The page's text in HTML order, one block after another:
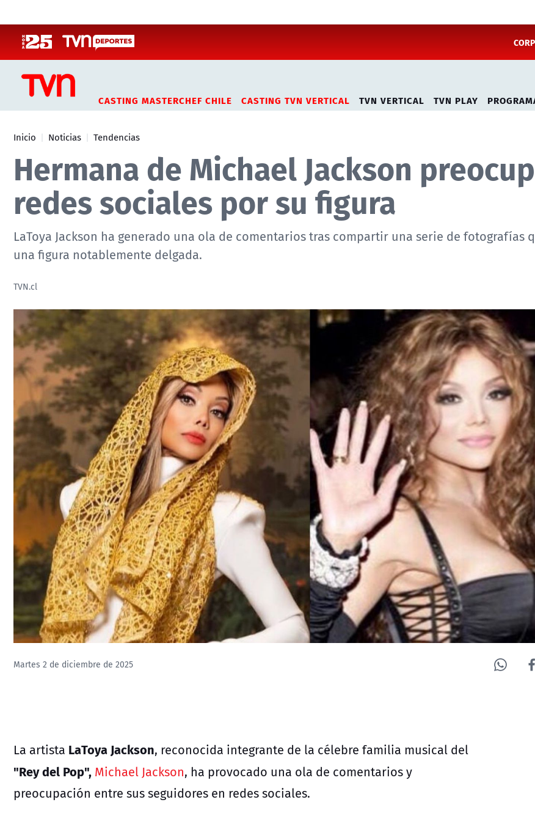
CASTING MASTERCHEF CHILE CASTING TVN VERTICAL TVN VERTICAL TVN PLAY
Inicio Noticias Tendencias
Hermana de Michael Jackson
redes sociales por su figura
LaToya Jackson ha generado una ola de comentarios tras compartir una serie de fotografías
una figura notablemente delgada.
TVN.cl
Martes 2 de diciembre de 2025
La artista LaToya Jackson, reconocida integrante de la célebre familia musical del
"Rey del Pop", Michael Jackson, ha provocado una ola de comentarios y
preocupación entre sus seguidores en redes sociales.